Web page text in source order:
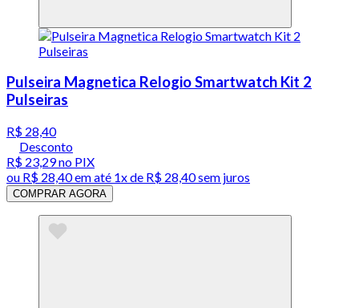
Pulseira Magnetica Relogio Smartwatch Kit 2
Pulseiras
R$ 28,40
Desconto
R$ 23,29no PIX
ou R$ 28,40em até 1x de R$ 28,40sem juros
COMPRAR AGORA